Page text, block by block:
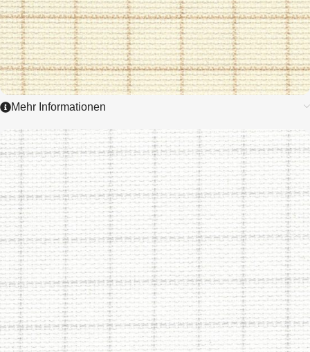
3459
AIDA EASY
COUNT GRID
5,4 / cm - 14 ct.
ZUM ARTIKEL
Mehr Informationen